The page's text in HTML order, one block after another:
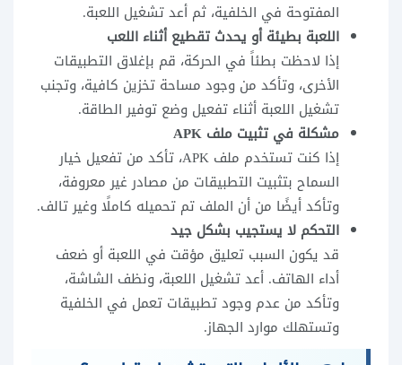
المفتوحة في الخلفية، ثم أعد تشغيل اللعبة.
اللعبة بطيئة أو يحدث تقطيع أثناء اللعب
إذا لاحظت بطئاً في الحركة، قم بإغلاق التطبيقات
الأخرى، وتأكد من وجود مساحة تخزين كافية، وتجنب
تشغيل اللعبة أثناء تفعيل وضع توفير الطاقة.
مشكلة في تثبيت ملف APK
إذا كنت تستخدم ملف APK، تأكد من تفعيل خيار
السماح بتثبيت التطبيقات من مصادر غير معروفة،
وتأكد أيضًا من أن الملف تم تحميله كاملًا وغير تالف.
التحكم لا يستجيب بشكل جيد
قد يكون السبب تعليق مؤقت في اللعبة أو ضعف
أداء الهاتف. أعد تشغيل اللعبة، ونظف الشاشة،
وتأكد من عدم وجود تطبيقات تعمل في الخلفية
وتستهلك موارد الجهاز.